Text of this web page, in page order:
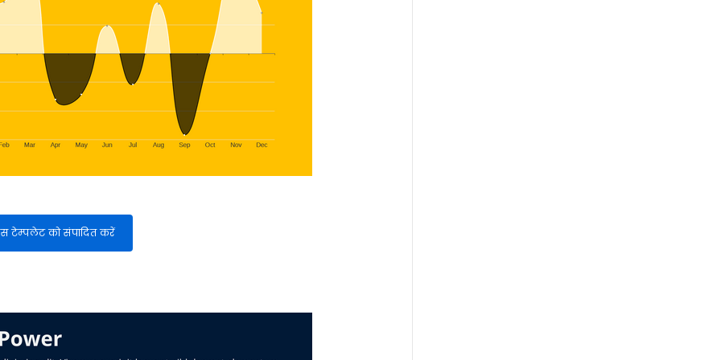
टेम्पलेट को संपादित करें